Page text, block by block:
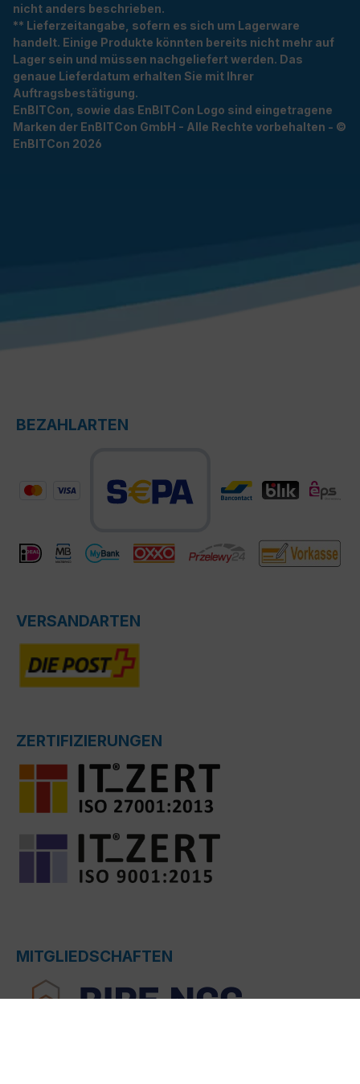
nicht anders beschrieben.
** Lieferzeitangabe, sofern es sich um Lagerware
handelt. Einige Produkte könnten bereits nicht mehr auf
Lager sein und müssen nachgeliefert werden. Das
genaue Lieferdatum erhalten Sie mit Ihrer
Auftragsbestätigung.
EnBITCon, sowie das EnBITCon Logo sind eingetragene
Marken der EnBITCon GmbH - Alle Rechte vorbehalten - ©
EnBITCon 2026
BEZAHLARTEN
VERSANDARTEN
ZERTIFIZIERUNGEN
MITGLIEDSCHAFTEN